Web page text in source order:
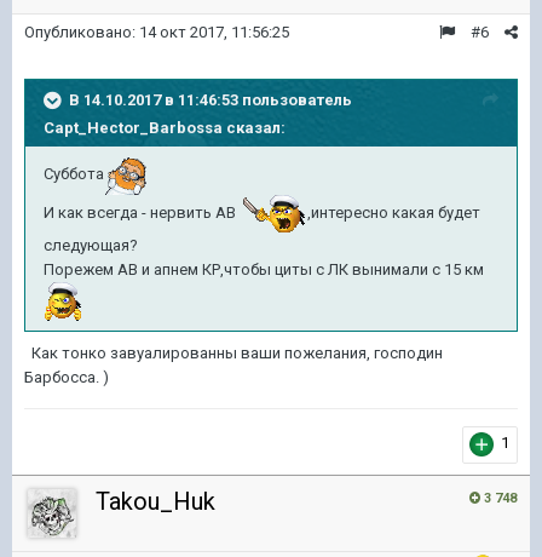
#6
Опубликовано: 14 окт 2017, 11:56:25
В 14.10.2017 в 11:46:53 пользователь
Capt_Hector_Barbossa сказал:
Суббота
И как всегда - нервить АВ
,интересно какая будет
следующая?
Порежем АВ и апнем КР,чтобы циты с ЛК вынимали с 15 км
Как тонко завуалированны ваши пожелания, господин
Барбосса. )
1
3 748
Takou_Huk